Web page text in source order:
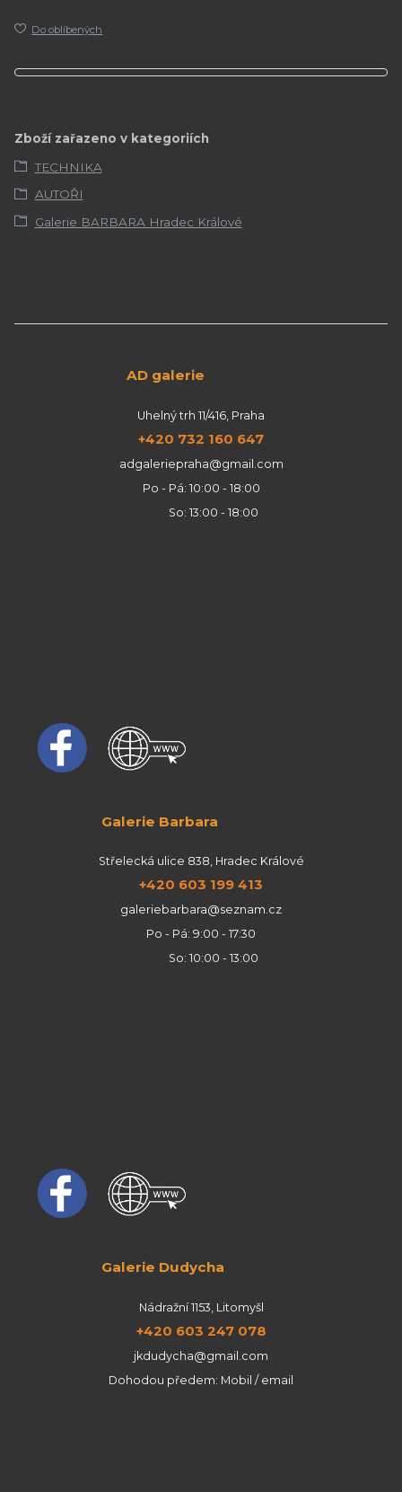
Do oblíbených
Zboží zařazeno v kategoriích
TECHNIKA
AUTOŘI
Galerie BARBARA Hradec Králové
AD galerie
Uhelný trh 11/416, Praha
+420 732 160 647
adgaleriepraha@gmail.com
Po - Pá: 10:00 - 18:00
So: 13:00 - 18:00
Galerie Barbara
Střelecká ulice 838, Hradec Králové
+420 603 199 413
galeriebarbara@seznam.cz
Po - Pá: 9:00 - 17:30
So: 10:00 - 13:00
Galerie Dudycha
Nádražní 1153, Litomyšl
+420 603 247 078
jkdudycha@gmail.com
Dohodou předem: Mobil / email